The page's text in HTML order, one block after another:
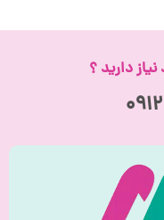
دارید ؟